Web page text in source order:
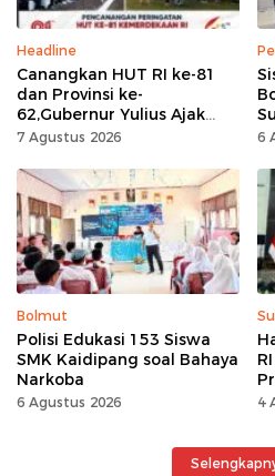
Headline
Canangkan HUT RI ke-81
dan Provinsi ke-
62,Gubernur Yulius Ajak
Seluruh Masyarakat
Kemerdekaan Momentum
Kerja Keras
7 Agustus 2026 6
Bolmut
Polisi Edukasi 153 Siswa
SMK Kaidipang soal Bahaya
Narkoba
6 Agustus 2026 4